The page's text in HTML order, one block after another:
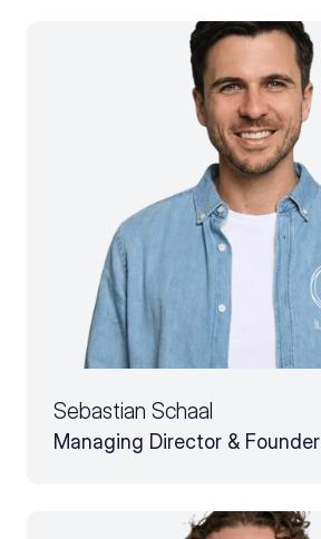
Sebastian Schaal
Managing Director &